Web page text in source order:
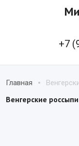
+7
Главная
Венгерские россыпи